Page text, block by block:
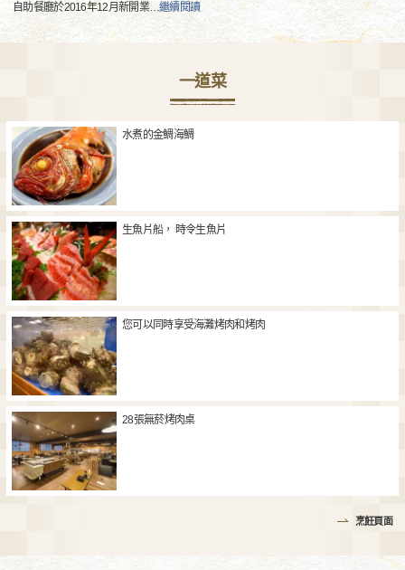
自助餐廳於2016年12月新開業…繼續閱讀
一道菜
水煮的金鯛海鯛
生魚片船， 時令生魚片
您可以同時享受海灘烤肉和烤肉
28張無菸烤肉桌
烹飪頁面